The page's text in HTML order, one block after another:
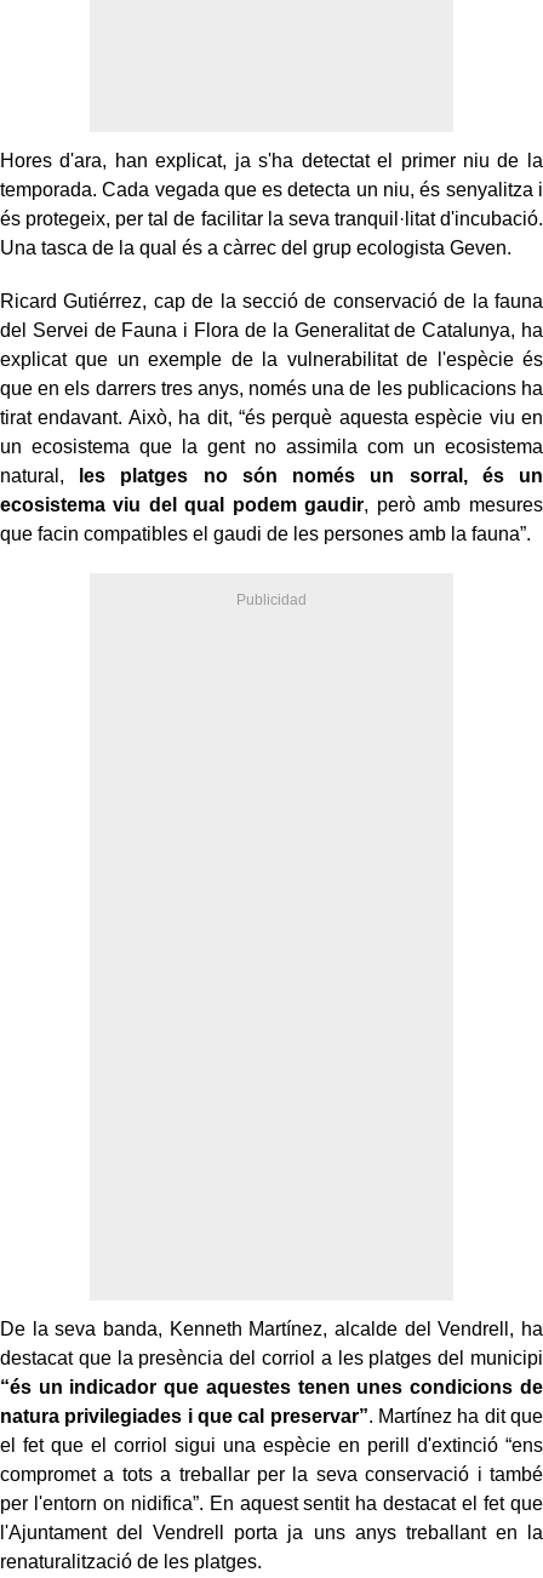
Hores d'ara, han explicat, ja s'ha detectat el primer niu de la
temporada. Cada vegada que es detecta un niu, és senyalitza i
és protegeix, per tal de facilitar la seva tranquil·litat d'incubació.
Una tasca de la qual és a càrrec del grup ecologista Geven.
Ricard Gutiérrez, cap de la secció de conservació de la fauna
del Servei de Fauna i Flora de la Generalitat de Catalunya, ha
explicat que un exemple de la vulnerabilitat de l'espècie és
que en els darrers tres anys, només una de les publicacions ha
tirat endavant. Això, ha dit, “és perquè aquesta espècie viu en
un ecosistema que la gent no assimila com un ecosistema
natural,
les platges no són només un sorral, és un
ecosistema viu del qual podem gaudir, però amb mesures
que facin compatibles el gaudi de les persones amb la fauna”.
De la seva banda, Kenneth Martínez, alcalde del Vendrell, ha
destacat que la presència del corriol a les platges del municipi
“és un indicador que aquestes tenen unes condicions de
natura privilegiades i que cal preservar”. Martínez ha dit que
el fet que el corriol sigui una espècie en perill d'extinció “ens
compromet a tots a treballar per la seva conservació i també
per l'entorn on nidifica”. En aquest sentit ha destacat el fet que
l'Ajuntament del Vendrell porta ja uns anys treballant en la
renaturalització de les platges.